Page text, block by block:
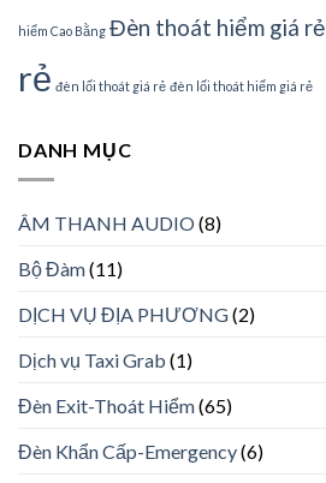
hiểm Cao Bằng Đèn thoát hiểm giá rẻ
rẻ đèn lối thoát giá rẻ đèn lối thoát hiểm giá rẻ
DANH MỤC
ÂM THANH AUDIO(8)
Bộ Đàm(11)
DỊCH VỤ ĐỊA PHƯƠNG(2)
Dịch vụ Taxi Grab (1)
Đèn Exit-Thoát Hiểm(65)
Đèn Khẩn Cấp-Emergency(6)